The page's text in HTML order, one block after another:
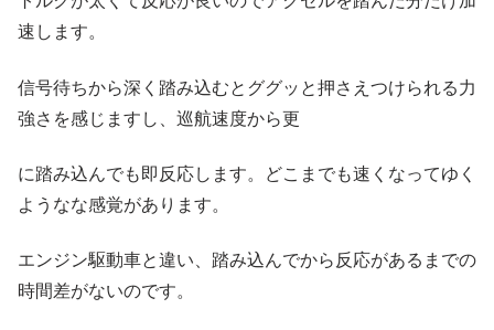
速します。
信号待ちから深く踏み込むとググッと押さえつけられる力
強さを感じますし、巡航速度から更
に踏み込んでも即反応します。どこまでも速くなってゆく
ようなな感覚があります。
エンジン駆動車と違い、踏み込んでから反応があるまでの
時間差がないのです。